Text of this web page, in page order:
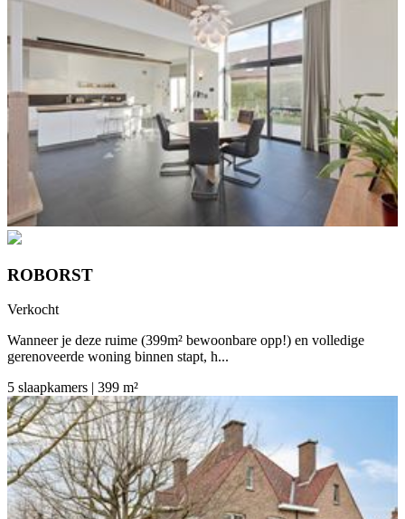
ROBORST
Verkocht
Wanneer je deze ruime (399m² bewoonbare opp!) en volledige
gerenoveerde woning binnen stapt, h...
5 slaapkamers | 399 m²